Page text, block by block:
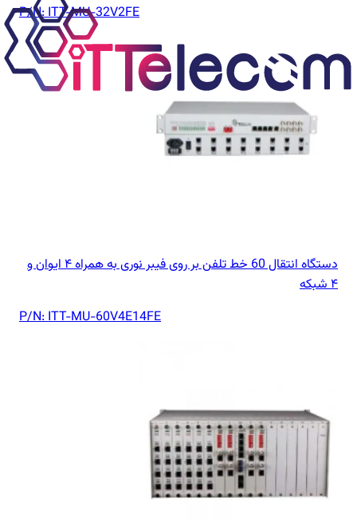
P/N:ITT-MU-32V2FE
دستگاه انتقال 60 خط تلفن بر روی فیبر نوری به همراه ۴ ایوان و
۴ شبکه
P/N:ITT-MU-60V4E14FE